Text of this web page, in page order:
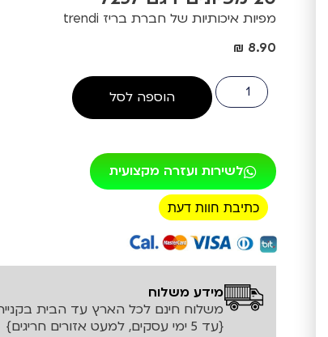
מפיות איכותיות של חברת בריז trendi
₪ 8.90
הוספה לסל
לשירות ועזרה מקצועית
כתיבת חוות דעת
רכישה מאובטחת!
מידע משלוח
משלוח חינם לכל הארץ עד הבית בקנייה
{עד 5 ימי עסקים, למעט אזורים חריגים}